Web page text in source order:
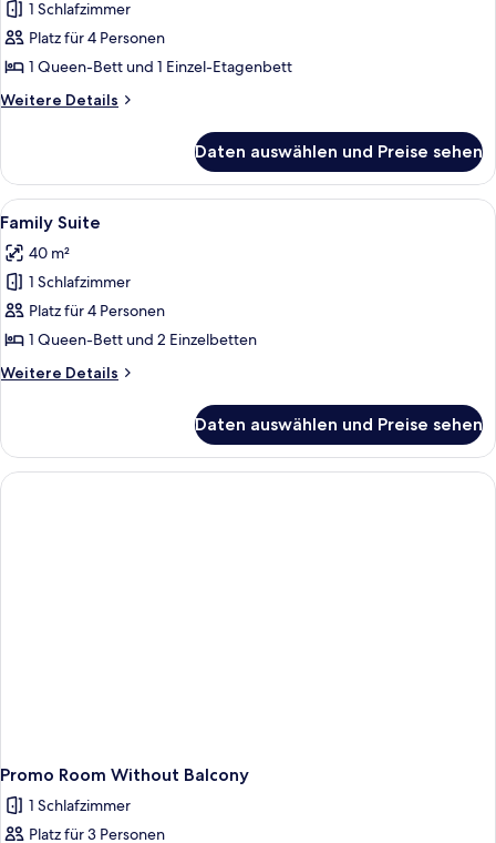
Bunkbed
Room
anzeigen
1 Schlafzimmer
Platz für 4 Personen
1 Queen-Bett und 1 Einzel-Etagenbett
Weitere Details
Weitere
Room
Daten auswählen und Preise sehen
Alle
Fotos
für
Family
Suite
anzeigen
Ein modernes Hotelzimmer mit zwei
5
Family Suite
40 m²
1 Schlafzimmer
Platz für 4 Personen
1 Queen-Bett und 2 Einzelbetten
Weitere Details
Weitere
Suite
Daten auswählen und Preise sehen
Promo Room Without Balcony
1 Schlafzimmer
Platz für 3 Personen